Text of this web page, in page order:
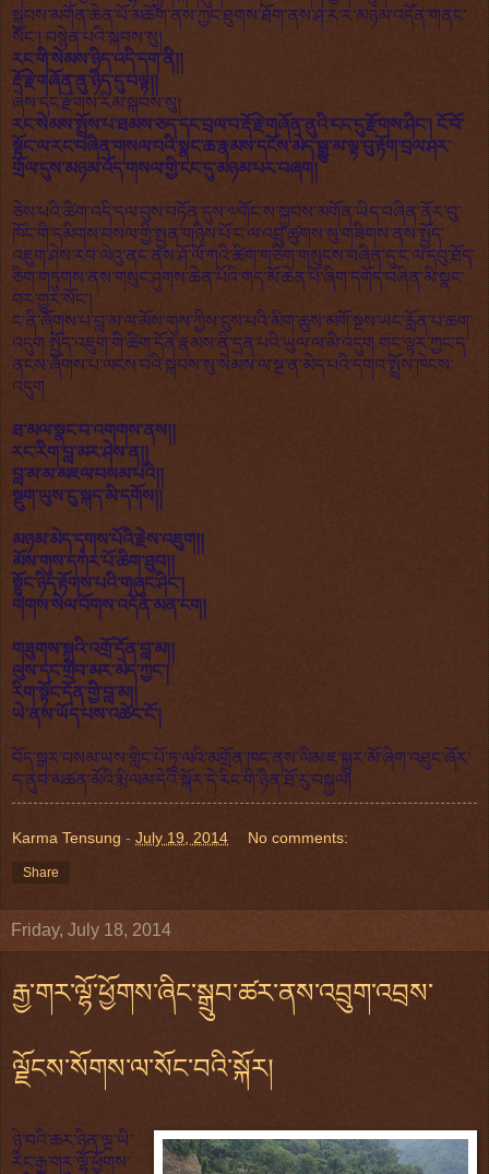
སྐྱབས་མགོན་ཆེན་པོ་མཆོག་ནས་ཀྱང་ཐུགས་ཐོག་ནས་ཤ་ར་ར་མཉམ་འདོན་གནང་
སོང་། བསྙེན་པའི་སྐབས་སུ།
རང་གི་སེམས་ཉིད་འདི་དག་ནི།།
རྡོ་རྗེ་གཞོན་ནུ་ཉིད་དུ་བལྟ།།
ཞེས་དང་རྫོགས་རིམ་སྐབས་སུ།
རང་སེམས་སྤྲོས་པ་ཐམས་ཅད་དང་བྲལ་བ་རྡོ་རྗེ་གཞོན་ནུའི་ངང་དུ་རྫོགས་ཤིང་། ངོ་བོ་
སྟོང་ལ་རང་བཞིན་གསལ་བའི་སྣང་ཆ་རྣམས་དངོས་མེད་སྒྱུ་མ་ལྟ་བུ་རྟོག་བྲལ་ཤར་
གྲོལ་དུས་མཉམ་འོད་གསལ་གྱི་ངང་དུ་མཉམ་པར་བཞག།
ཅེས་པའི་ཚིག་འདི་དལ་བུས་བཏོན་དུས་༧གོང་ས་སྐྱབས་མགོན་ཡིད་བཞིན་ནོར་བུ་
ཁོང་གི་དམིགས་བསལ་གྱི་སྤྱན་གཉིས་པོ་ང་ལ་འབྲུ་ཚུགས་སུ་གཟིགས་ནས་སྤྱོད་
འཇུག་ཤེས་རབ་ལེའུ་ནང་ནས་ཤོ་ལོ་ཀའི་ཚིག་གཅིག་གསུངས་བཞིན་དུ་ང་ལ་དབུ་ཐོད་
ཅིག་གཏུགས་ནས་གསུང་ཤུགས་ཆེན་པོའི་གད་མོ་ཆེན་པོ་ཞིག་དགོད་བཞིན་མི་སྣང་
བར་གྱུར་སོང་།
ང་ནི་ཞོགས་པ་བླ་མ་ལ་མོས་གུས་ཀྱིས་ངུས་པའི་མིག་ཆུས་མགོ་སྔས་ཡང་རློན་པ་ཆག་
འདུག སྤྱོད་འཇུག་གི་ཚིག་དོན་རྣམས་ནི་དྲན་པའི་ཡུལ་ལ་མི་འདུག གང་ལྟར་ཀྱང་ད་
ནངས་ཞོགས་པ་ལངས་བའི་སྐབས་སུ་སེམས་ལ་སྔ་ན་མེད་པའི་དགའ་སྤྲོས་ཁེངས་
འདུག
ཐ་མལ་སྣང་བ་འགགས་ནས།།
རང་རིག་བླ་མར་ཤེས་ན།།
བླ་མ་མ་མཇལ་བསམ་པའི།།
སྡུག་ཡུས་ངུ་སྐད་མི་དགོས།།
མཉམ་མེད་དྭགས་པོའི་རྗེས་འཇུག།།
མོས་གུས་དཀར་པོ་ཆིག་ཐུབ།།
སྟོང་ཉིད་རྟོགས་པའི་གཞུང་ཤིང་།
གེགས་སེལ་བོགས་འདོན་མན་ངག།
གཟུགས་སྐུའི་འགྲོ་དོན་བླ་མ།།
ལུས་དང་གྲིབ་མར་མེད་ཀྱང་།
རིག་སྟོང་དོན་གྱི་བླ་མ།།
ཡེ་ནས་ཡོད་པས་འཚེང་ངོ་།
བོད་སྒར་བསམ་ཡས་གླིང་པོ་ཏཱ་ལའི་མགྲོན་ཁང་ནས་ལིམ་ཇ་སྐྱུར་མོ་ཞིག་འཐུང་ཞོར་
ད་ནུབ་མཚན་མོའི་རྨི་ལམ་དེའི་སྐོར་དེ་རིང་གི་ཉིན་ཐོ་རུ་བསྐྱལ།
Karma Tensung - July 19, 2014 No comments:
Share
Friday, July 18, 2014
རྒྱ་གར་ལྷོ་ཕྱོགས་ཞིང་སྒྲུབ་ཚར་ནས་འབྲུག་འབྲས་
ལྗོངས་སོགས་ལ་སོང་བའི་སྐོར།
ཉེ་བའི་ཆར་ཉིན་ལྔ་ཡི་
རིང་རྒྱ་གར་ལྷོ་ཕྱོགས་